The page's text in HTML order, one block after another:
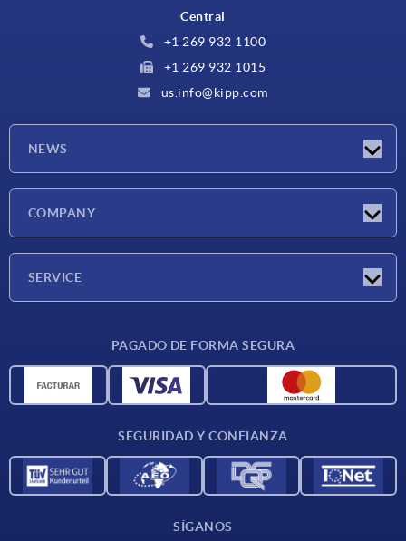
Central
+1 269 932 1100
+1 269 932 1015
us.info@kipp.com
NEWS
COMPANY
SERVICE
Materiales
PAGADO DE FORMA SEGURA
SEGURIDAD Y CONFIANZA
SÍGANOS